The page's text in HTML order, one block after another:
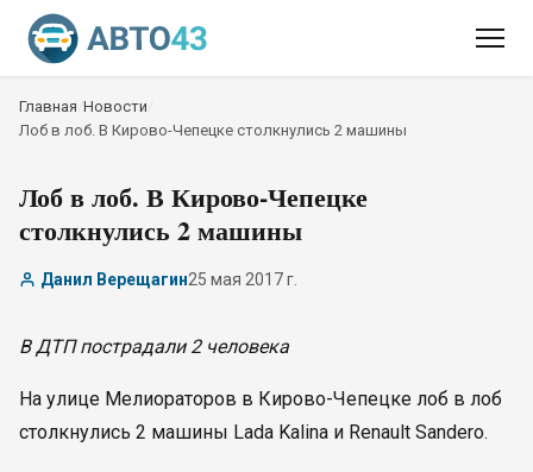
Главная Новости
Лоб в лоб. В Кирово-Чепецке столкнулись 2 машины
Лоб в лоб. В Кирово-Чепецке
столкнулись 2 машины
Данил Верещагин25 мая 2017 г.
В ДТП пострадали 2 человека
На улице Мелиораторов в Кирово-Чепецке лоб в лоб
столкнулись 2 машины Lada Kalina и Renault Sandero.